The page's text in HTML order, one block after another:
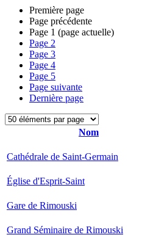
Première page
Page précédente
Page 1 (page actuelle)
Page 2
Page 3
Page 4
Page 5
Page suivante
Dernière page
Nom
Cathédrale de Saint-Germain
Église d'Esprit-Saint
Gare de Rimouski
Grand Séminaire de Rimouski